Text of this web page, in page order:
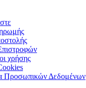
χρήσης
Προσωπικών Δεδομένων